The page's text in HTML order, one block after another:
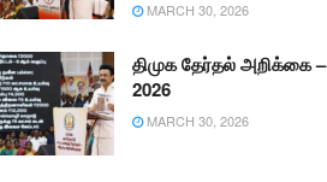
MARCH 30, 2026
திமுக தேர்தல் அறிக்கை –
2026
MARCH 30, 2026